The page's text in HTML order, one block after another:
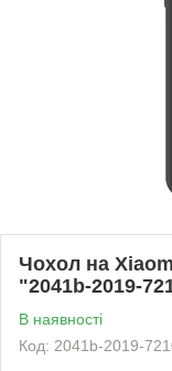
Чохол на
"2041b-2019-
В наявності
Код: 2041b-2019-